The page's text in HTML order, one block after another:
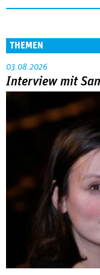
THEMEN
03.08.2026
Interview mit